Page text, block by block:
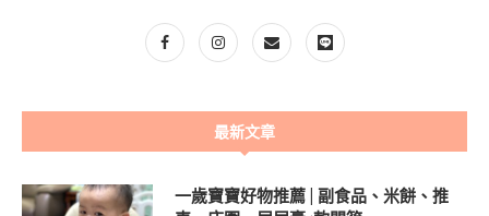
最新文章
一歲寶寶好物推薦 | 副食品、米餅、推